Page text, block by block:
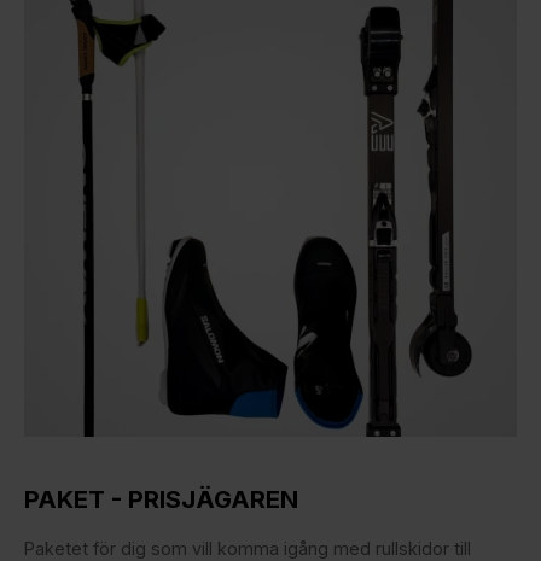
PAKET - PRISJÄGAREN
Paketet för dig som vill komma igång med rullskidor till